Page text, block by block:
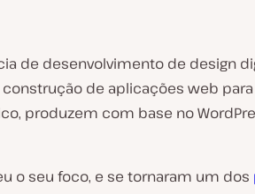
de desenvolvimento de design
de aplicações web
produzem com base no
o seu foco, e se tornaram um dos